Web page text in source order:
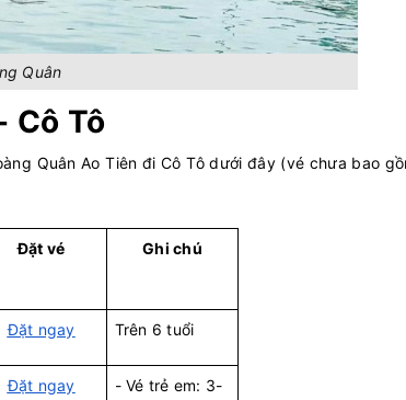
Quân
Cô Tô
Quân Ao Tiên đi Cô Tô dưới đây (vé chưa bao
Đặt vé Ghi chú
Đặt ngay Trên 6 tuổi
Đặt ngay
- Vé trẻ em: 3-